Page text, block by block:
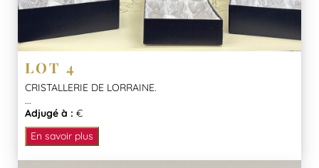
LOT 4
CRISTALLERIE DE LORRAINE.
...
Adjugé à : €
En savoir plus